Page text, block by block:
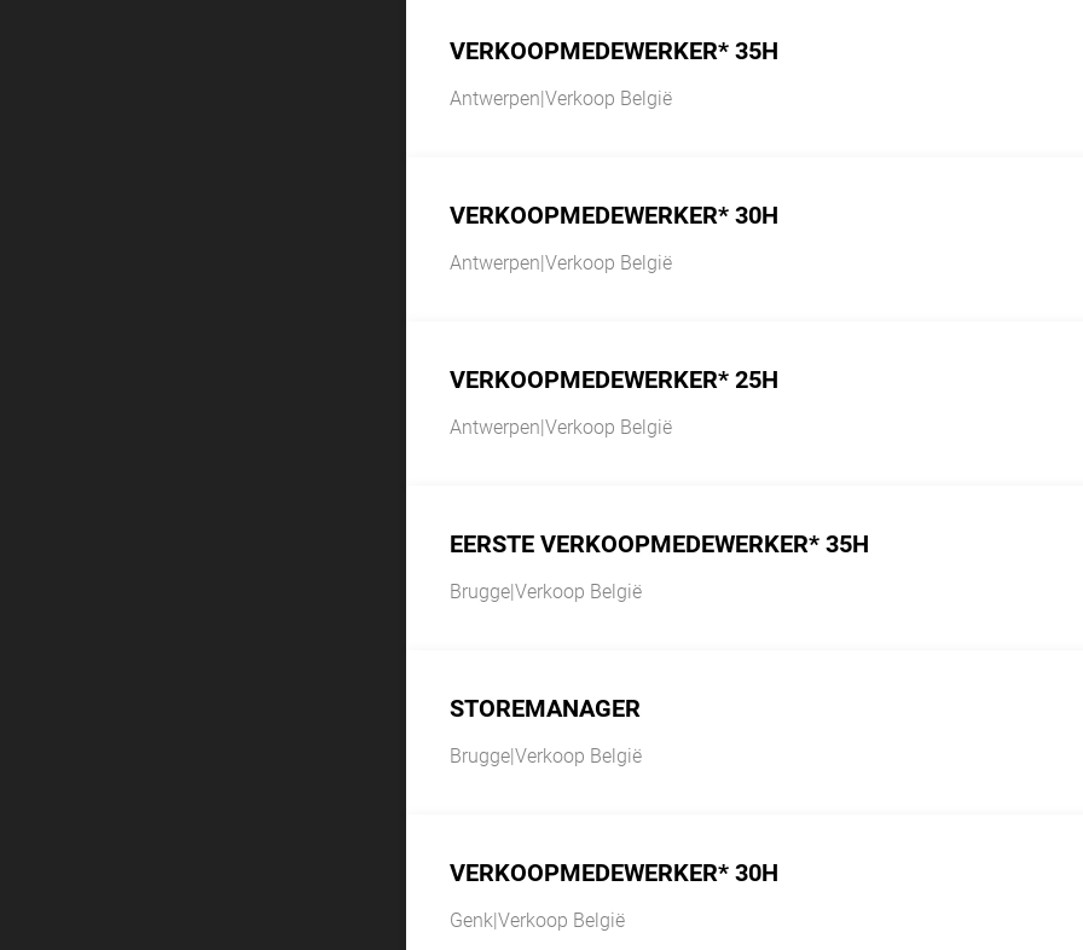
VERKOOPMEDEWERKER* 35H
Antwerpen|Verkoop België
VERKOOPMEDEWERKER* 30H
Antwerpen|Verkoop België
VERKOOPMEDEWERKER* 25H
Antwerpen|Verkoop België
EERSTE VERKOOPMEDEWERKER* 35H
Brugge|Verkoop België
STOREMANAGER
Brugge|Verkoop België
VERKOOPMEDEWERKER* 30H
Genk|Verkoop België